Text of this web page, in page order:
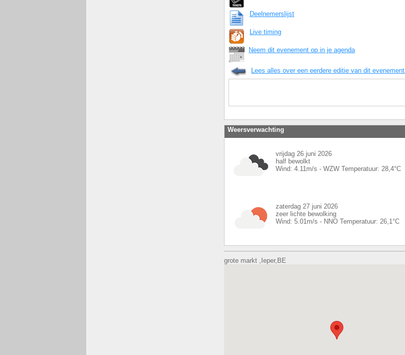
Deelnemerslijst
Live timing
Neem dit evenement op in je agenda
Lees alles over een eerdere editie van dit evenement.
Weersverwachting
vrijdag 26 juni 2026
half bewolkt
Wind: 4.11 m/s - WZW Temperatuur: 28,4°C
zaterdag 27 juni 2026
zeer lichte bewolking
Wind: 5.01 m/s - NNO Temperatuur: 26,1 °C
grote markt ,Ieper,BE